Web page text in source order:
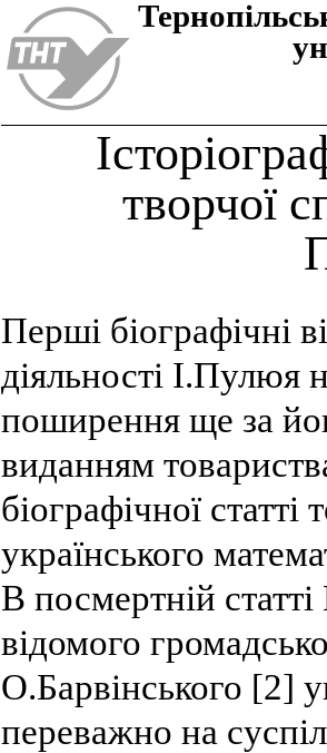
творчої
Перші біографічні
діяльності І.Пулюя
поширення ще за
виданням
біографічної
українського
В посмертній
відомого
О.Барвінського [2]
переважно на